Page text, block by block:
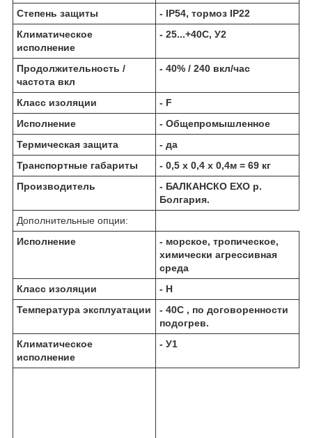
Степень защиты
- IP54, тормоз IP22
Климатическое
исполнение
- 25...+40С, У2
Продолжительность /
частота вкл
- 40% / 240 вкл/час
Класс изоляции
- F
Исполнение
- Общепромышленное
Термическая защита
- да
Транспортные габариты
- 0,5 х 0,4 х 0,4м = 69 кг
Производитель
- БАЛКАНCКО ЕХО р.
Болгария.
Дополнительные опции:
Исполнение
- морское, тропическое,
химически агрессивная
среда
Класс изоляции
- Н
Температура эксплуатации
- 40С , по договоренности
подогрев.
Климатическое
исполнение
- У1